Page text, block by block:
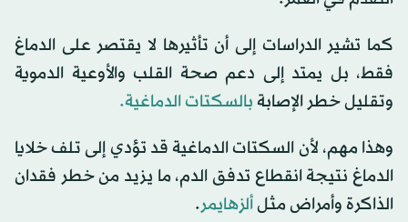
كما تشير الدراسات إلى أن تأثيرها لا يقتصر على الدماغ
فقط، بل يمتد إلى دعم صحة القلب والأوعية الدموية
وتقليل خطر الإصابةبالسكتات الدماغية.
وهذا مهم، لأن السكتات الدماغية قد تؤدي إلى تلف خلايا
الدماغ نتيجة انقطاع تدفق الدم، ما يزيد من خطر فقدان
الذاكرة وأمراض مثلألزهايمر.